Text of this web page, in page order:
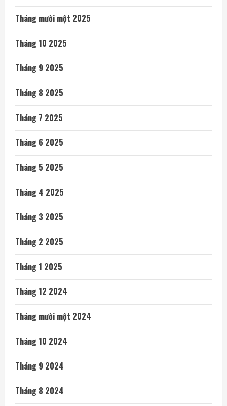
Tháng mười một 2025
Tháng 10 2025
Tháng 9 2025
Tháng 8 2025
Tháng 7 2025
Tháng 6 2025
Tháng 5 2025
Tháng 4 2025
Tháng 3 2025
Tháng 2 2025
Tháng 1 2025
Tháng 12 2024
Tháng mười một 2024
Tháng 10 2024
Tháng 9 2024
Tháng 8 2024